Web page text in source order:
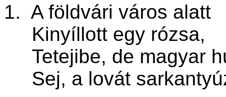
1. A földvári város alatt
Kinyíllott egy rózsa,
Tetejibe, de magyar
Sej, a lovát